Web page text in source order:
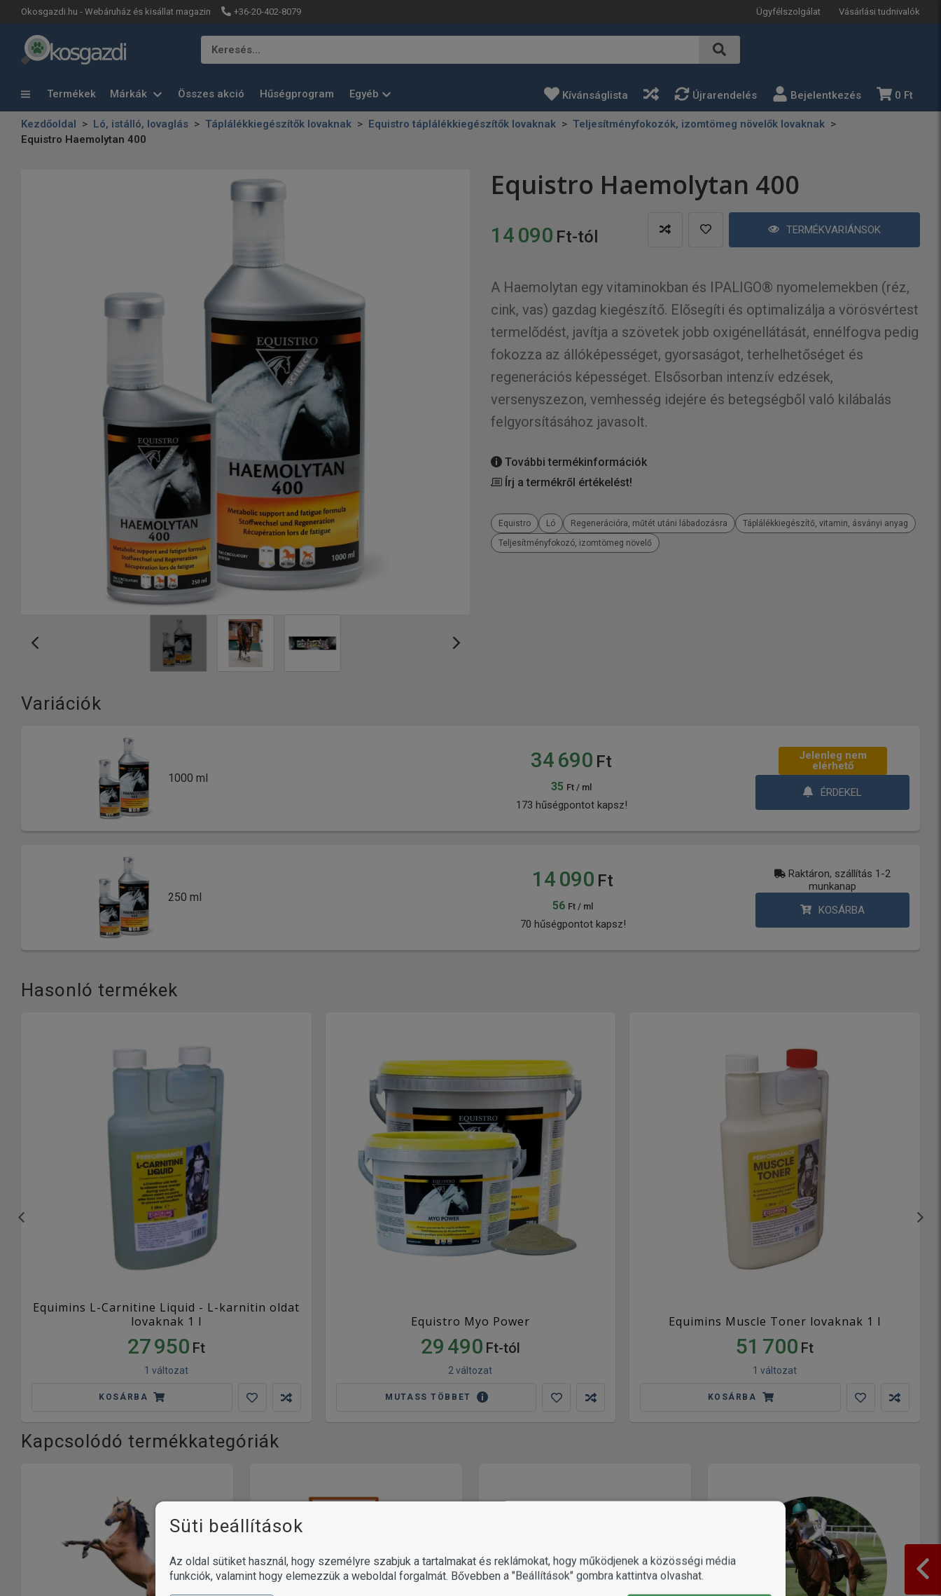
Okosgazdi.hu - Webáruház és kisállat magazin +36-20-402-8079 Ügyfélszolgálat Vásárlási tudnivalók
Keresés…
Termékek Márkák Összes akció Hűségprogram Egyéb Kívánságlista Újrarendelés Bejelentkezés 0 Ft
Kezdőoldal Ló, istálló, lovaglás Táplálékkiegészítők lovaknak Equistro táplálékkiegészítők lovaknak
Teljesítményfokozók, izomtömeg növelők lovaknak
Equistro Haemolytan 400
Equistro Haemolytan 400
14 090 Ft-tól TERMÉKVARIÁNSOK
A Haemolytan egy vitaminokban és IPALIGO® nyomelemekben (réz,
cink, vas) gazdag kiegészítő. Elősegíti és optimalizálja a vörösvértest
termelődést, javítja a szövetek jobb oxigénellátását, ennélfogva pedig
fokozza az állóképességet, gyorsaságot, terhelhetőséget és
regenerációs képességet. Elsősorban intenzív edzések,
versenyszezon, vemhesség idejére és betegségből való kilábalás
felgyorsításához javasolt.
További termékinformációk
Írj a termékről értékelést!
Equistro Ló Regenerációra, műtét utáni lábadozásra
Táplálékkiegészítő, vitamin, ásványi anyag
Teljesítményfokozó, izomtömeg növelő
Variációk
1000 ml
34 690 Ft
35 Ft / ml
173 hűségpontot kapsz!
Jelenleg nem
elérhető
ÉRDEKEL
250 ml
14 090 Ft
56 Ft / ml
70 hűségpontot kapsz!
Raktáron, szállítás 1-2
munkanap
KOSÁRBA
Hasonló termékek
Equimins L-Carnitine Liquid - L-karnitin oldat
lovaknak 1 l
27 950 Ft
1 változat
KOSÁRBA
Equistro Myo Power
29 490 Ft-tól
2 változat
MUTASS TÖBBET
Equimins Muscle Toner lovaknak 1 l
51 700 Ft
1 változat
KOSÁRBA
Kapcsolódó termékkategóriák
Süti beállítások
Az oldal sütiket használ, hogy személyre szabjuk a tartalmakat és reklámokat, hogy működjenek a közösségi média
funkciók, valamint hogy elemezzük a weboldal forgalmát. Bővebben a "Beállítások" gombra kattintva olvashat.